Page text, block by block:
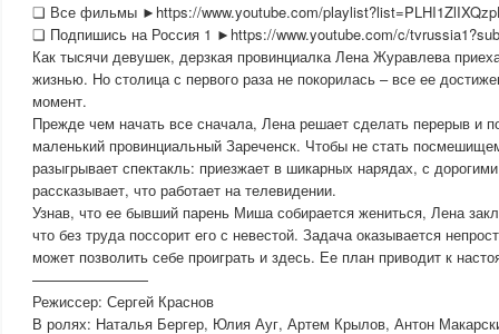
❏ Все фильмы ►https://www.youtube.com/
❏ Подпишись на Россия 1 ►https://www.youtube.com/c/
Как тысячи девушек, дерзкая провинциалка Лена Журавлева
жизнью. Но столица с первого раза не покорилась – все ее
момент.
Прежде чем начать все сначала, Лена решает сделать перерыв и
маленький провинциальный Зареченск. Чтобы не стать
разыгрывает спектакль: приезжает в шикарных нарядах, с
рассказывает, что работает на телевидении.
Узнав, что ее бывший парень Миша собирается жениться, Лена
что без труда поссорит его с невестой. Задача оказывается
может позволить себе проиграть и здесь. Ее план приводит к
————————
Режиссер: Сергей Краснов
В ролях: Наталья Бергер, Юлия Ауг, Артем Крылов, Антон